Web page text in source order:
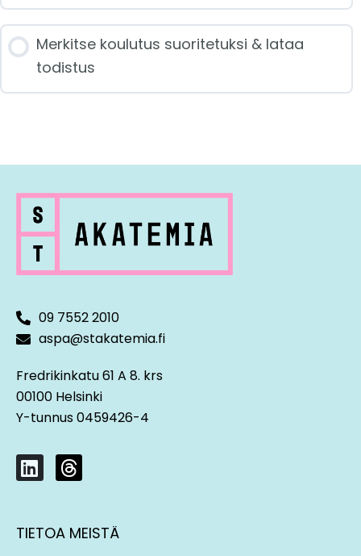
Pk-yritykset arvoketjussa
Merkitse koulutus suoritetuksi & lataa
todistus
09 7552 2010
aspa@stakatemia.fi
Fredrikinkatu 61 A 8. krs
00100 Helsinki
Y-tunnus 0459426-4
L
i
k
e
T
h
e
a
TIETOA MEISTÄ